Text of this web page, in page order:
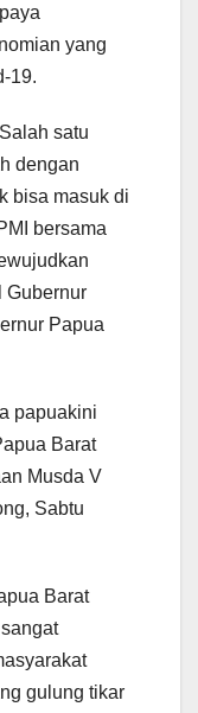
yang
19.
satu
dengan
bisa masuk di
bersama
Gubernur
Papua
papuakini
Barat
Musda V
Sabtu
Barat
gulung tikar